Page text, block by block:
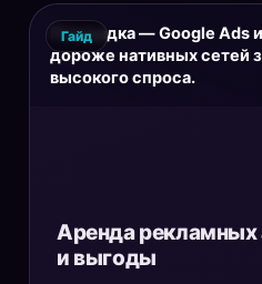
Площадка — Google Ads
дороже нативных сетей
высокого спроса.
Гайд
Аренда рекламных
и выгоды